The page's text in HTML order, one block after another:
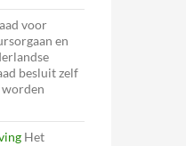
voor
en
besluit zelf
Het